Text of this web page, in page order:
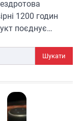
1200 годин
поєднує…
ваших
8BitDo Lite
розроблений
своєму…